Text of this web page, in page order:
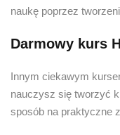
naukę poprzez
Darmowy kurs
Innym ciekawym
nauczysz się tworzyć
sposób na praktyczne